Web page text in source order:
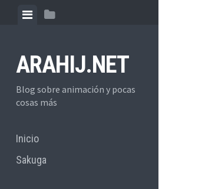
ViewView
ARAHIJ.NET
Blog sobre animación y pocas
cosas más
Inicio
Sakuga